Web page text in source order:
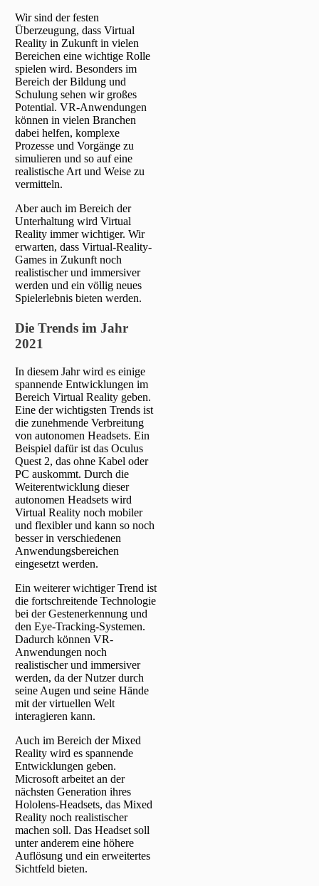
Wir sind der festen
Überzeugung, dass Virtual
Reality in Zukunft in vielen
Bereichen eine wichtige Rolle
spielen wird. Besonders im
Bereich der Bildung und
Schulung sehen wir großes
Potential. VR-Anwendungen
können in vielen Branchen
dabei helfen, komplexe
Prozesse und Vorgänge zu
simulieren und so auf eine
realistische Art und Weise zu
vermitteln.
Aber auch im Bereich der
Unterhaltung wird Virtual
Reality immer wichtiger. Wir
erwarten, dass Virtual-Reality-
Games in Zukunft noch
realistischer und immersiver
werden und ein völlig neues
Spielerlebnis bieten werden.
Die Trends im Jahr
2021
In diesem Jahr wird es einige
spannende Entwicklungen im
Bereich Virtual Reality geben.
Eine der wichtigsten Trends ist
die zunehmende Verbreitung
von autonomen Headsets. Ein
Beispiel dafür ist das Oculus
Quest 2, das ohne Kabel oder
PC auskommt. Durch die
Weiterentwicklung dieser
autonomen Headsets wird
Virtual Reality noch mobiler
und flexibler und kann so noch
besser in verschiedenen
Anwendungsbereichen
eingesetzt werden.
Ein weiterer wichtiger Trend ist
die fortschreitende Technologie
bei der Gestenerkennung und
den Eye-Tracking-Systemen.
Dadurch können VR-
Anwendungen noch
realistischer und immersiver
werden, da der Nutzer durch
seine Augen und seine Hände
mit der virtuellen Welt
interagieren kann.
Auch im Bereich der Mixed
Reality wird es spannende
Entwicklungen geben.
Microsoft arbeitet an der
nächsten Generation ihres
Hololens-Headsets, das Mixed
Reality noch realistischer
machen soll. Das Headset soll
unter anderem eine höhere
Auflösung und ein erweitertes
Sichtfeld bieten.